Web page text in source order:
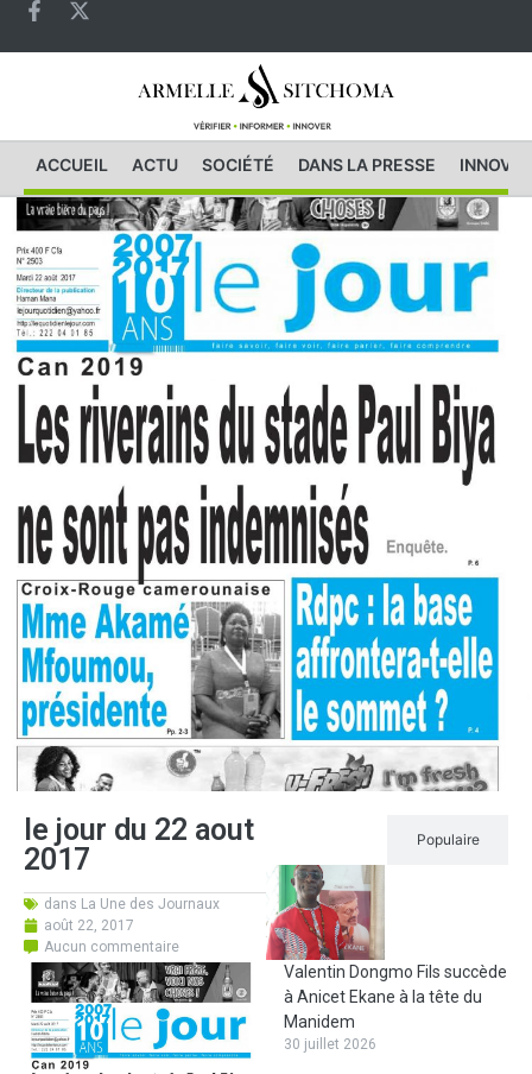
ACCUEIL ACTU SOCIÉTÉ DANS LA PRESSE
le jour du 22 aout
2017
dans La Une des Journaux
août 22, 2017
Aucun commentaire
Populaire
Valentin Dongmo Fils succède
à Anicet Ekane à la tête du
Manidem
30 juillet 2026